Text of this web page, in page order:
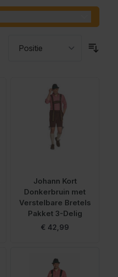
Johann Kort
Donkerbruin met
Verstelbare Bretels
Pakket 3-Delig
Vanaf
€ 42,99